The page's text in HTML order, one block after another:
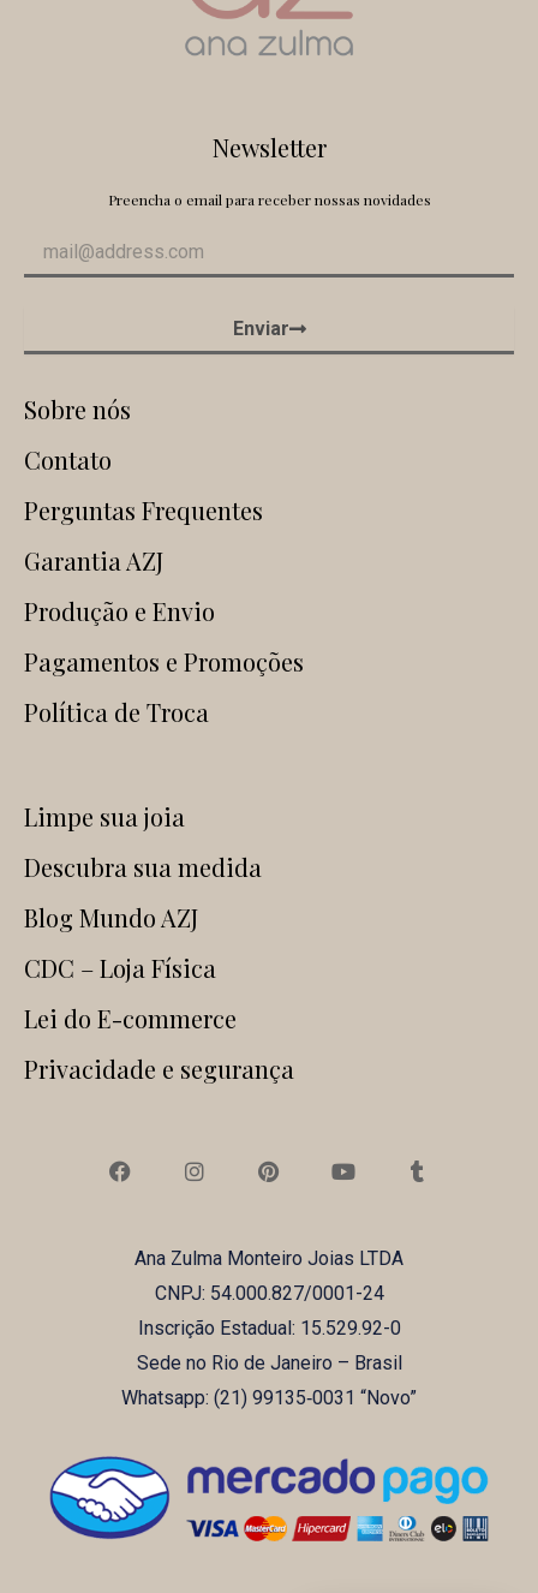
Newsletter
Preencha o email para receber nossas novidades
Enviar
Sobre nós
Contato
Perguntas Frequentes
Garantia AZJ
Produção e Envio
Pagamentos e Promoções
Política de Troca
Limpe sua joia
Descubra sua medida
Blog Mundo AZJ
CDC – Loja Física
Lei do E-commerce
Privacidade e segurança
a
n
g
r
a
m
i
r
e
s
t
o
b
e
u
Ana Zulma Monteiro Joias LTDA
CNPJ: 54.000.827/0001-24
Inscrição Estadual: 15.529.92-0
Sede no Rio de Janeiro – Brasil
Whatsapp: (21) ‪99135‑0031‬ “Novo”